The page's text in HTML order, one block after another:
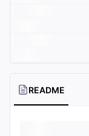
README